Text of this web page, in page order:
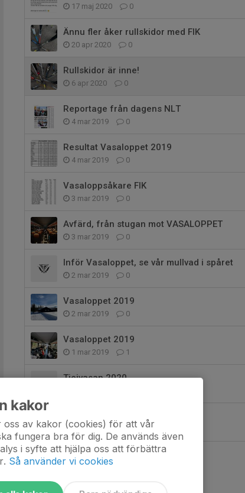
17 maj 2020 0
Ännu fler åker rullskidor med FIK
20 apr 2020 0
Rullskidor är inne!
6 apr 2020 0
Reportage från dagens NLT
4 mar 2019 0
Resultat Vasaloppet 2019
4 mar 2019 0
Vasaloppsåkare FIK
3 mar 2019 0
Avfärd, från stugan mot VASALOPPET
3 mar 2019 0
Inför Vasaloppet, se vår mullvad i spåret
2 mar 2019 0
Vasaloppet 2019
2 mar 2019 0
Vasaloppet 2019
1 mar 2019 1
Tjejvasan 2020
2 feb 2019 0
kakor
oss av kakor (cookies) för att vår
fungera bra för dig. De används även
i syfte att hjälpa oss att förbättra
Så använder vi cookies